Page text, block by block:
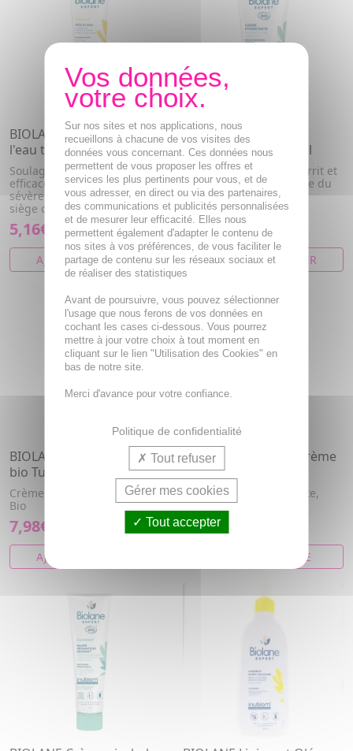
BIOLANE Eryderm Pâte à
l'eau tube 75ml
Soulage et répare
efficacement les irritations
sévères et les rougeurs du
siège ch...
5,16€
AJOUTER AU PANIER
BIOLANE Crème
hydratante tube 75ml
Crème hydratante. Nourrit et
protège la peau sensible du
bébé.
7,98€
AJOUTER AU PANIER
BIOLANE Crème change
bio Tube 75ml
Crème pour le change Bébé
Bio
7,98€
AJOUTER AU PANIER
BIOLANE Deliderm Crème
visage tube 50ml
Crème visage hydratante,
Nourrit et protège
6,94€
VOIR CET ARTICLE
Sur nos sites et nos applications, nous
recueillons à chacune de vos visites des
données vous concernant. Ces données nous
permettent de vous proposer les offres et
services les plus pertinents pour vous, et de
vous adresser, en direct ou via des partenaires,
des communications et publicités personnalisées
et de mesurer leur efficacité. Elles nous
permettent également d'adapter le contenu de
nos sites à vos préférences, de vous faciliter le
partage de contenu sur les réseaux sociaux et
de réaliser des statistiques
Avant de poursuivre, vous pouvez sélectionner
l'usage que nous ferons de vos données en
cochant les cases ci-dessous. Vous pourrez
mettre à jour votre choix à tout moment en
cliquant sur le lien "Utilisation des Cookies" en
bas de notre site.
Merci d'avance pour votre confiance.
Politique de confidentialité
Tout refuser
Gérer mes cookies
Tout accepter